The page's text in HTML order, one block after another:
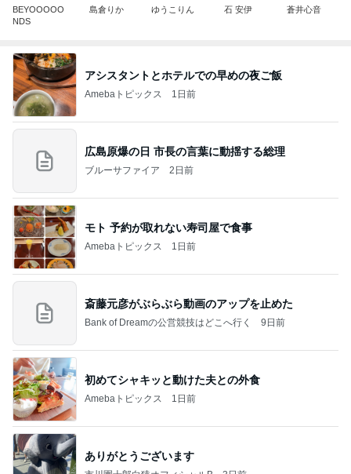
BEYOOOOO
NDS
島倉りか ゆうこりん 石 安伊 蒼井心音
アシスタントとホテルでの早めの夜ご飯
Amebaトピックス 1日前
広島原爆の日 市長の言葉に動揺する総理
ブルーサファイア 2日前
モト 予約が取れない寿司屋で食事
Amebaトピックス 1日前
斎藤元彦がぶらぶら動画のアップを止めた
Bank of Dreamの公営競技はどこへ行く 9日前
初めてシャキッと動けた夫との外食
Amebaトピックス 1日前
ありがとうございます